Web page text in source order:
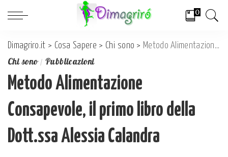
0
Dimagriro.it > Cosa Sapere > Chi sono > Metodo Alimentazione Consapevole, il primo libro della Dott.ssa Alessia Calandra
Chi sono Pubblicazioni
Metodo Alimentazione
Consapevole, il primo libro della
Dott.ssa Alessia Calandra